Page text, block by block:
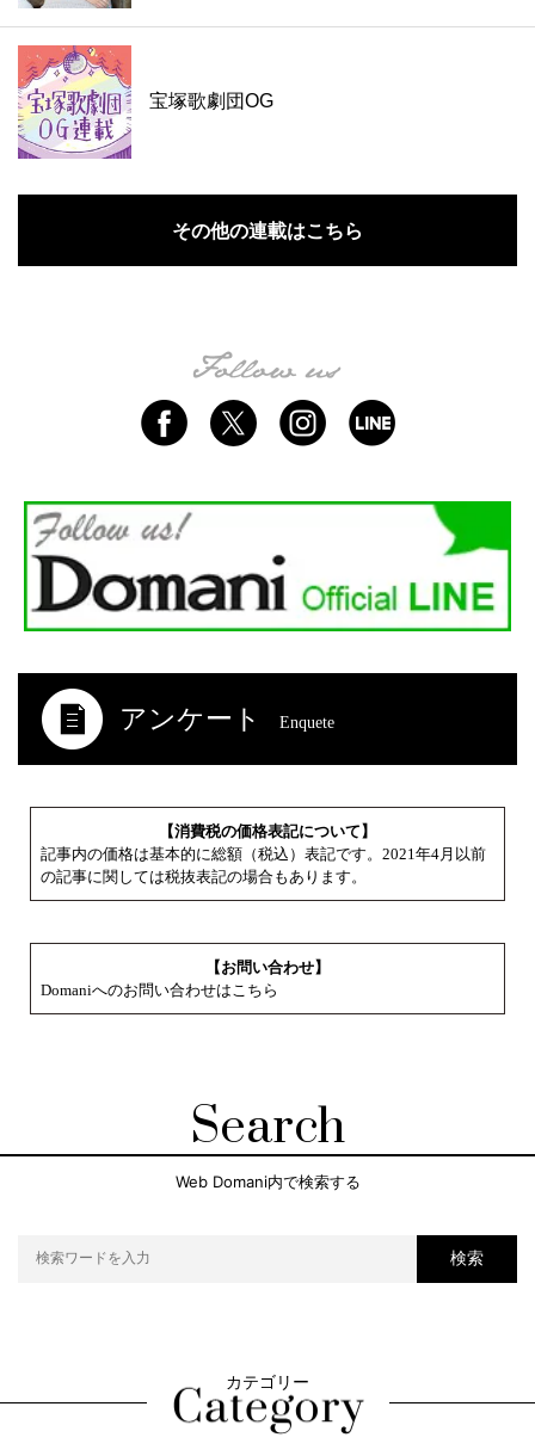
宝塚歌劇団OG
その他の連載はこちら
アンケート Enquete
【消費税の価格表記について】
記事内の価格は基本的に総額（税込）表記です。2021年4月以前
の記事に関しては税抜表記の場合もあります。
【お問い合わせ】
Domaniへのお問い合わせはこちら
Search
Web Domani内で検索する
検索
カテゴリー